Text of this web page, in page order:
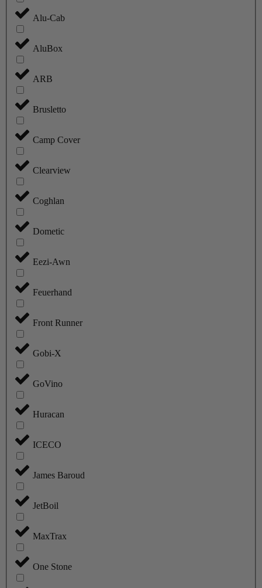
Alu-Cab
AluBox
ARB
Brusletto
Camp Cover
Clearview
Coghlan
Dometic
Eezi-Awn
Feuerhand
Front Runner
Gobi-X
GoVino
Huracan
ICECO
James Baroud
JetBoil
MaxTrax
One Stone